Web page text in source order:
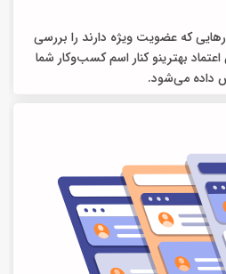
که عضویت ویژه دارند را بررسی
بهترینو کنار اسم کسب‌وکار شما
داده می‌شود.